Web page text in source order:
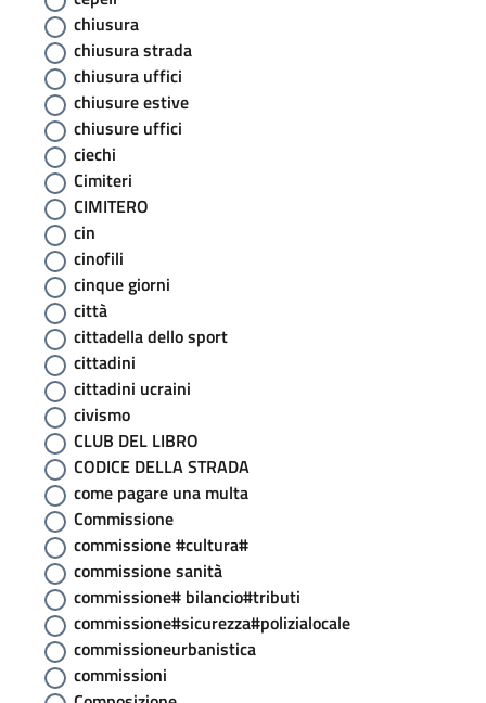
chiusura
chiusura strada
chiusura uffici
chiusure estive
chiusure uffici
ciechi
Cimiteri
CIMITERO
cin
cinofili
cinque giorni
città
cittadella dello sport
cittadini
cittadini ucraini
civismo
CLUB DEL LIBRO
CODICE DELLA STRADA
come pagare una multa
Commissione
commissione #cultura#
commissione sanità
commissione# bilancio#tributi
commissione#sicurezza#polizialocale
commissioneurbanistica
commissioni